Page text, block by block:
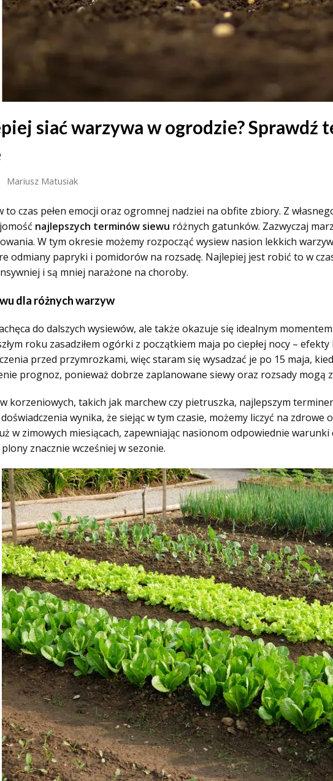
siać warzywa w ogrodzie? Sprawdź
Mariusz Matusiak
to czas pełen emocji oraz ogromnej nadziei na obfite zbiory. Z
najlepszych terminów siewu różnych gatunków. Zazwyczaj
W tym okresie możemy rozpocząć wysiew nasion lekkich
odmiany papryki i pomidorów na rozsadę. Najlepiej jest robić to w
i są mniej narażone na choroby.
dla różnych warzyw
do dalszych wysiewów, ale także okazuje się idealnym
roku zasadziłem ogórki z początkiem maja po ciepłej nocy –
przed przymrozkami, więc staram się wysadzać je po 15 maja,
prognoz, ponieważ dobrze zaplanowane siewy oraz rozsady mogą
korzeniowych, takich jak marchew czy pietruszka, najlepszym
wynika, że siejąc w tym czasie, możemy liczyć na
w zimowych miesiącach, zapewniając nasionom odpowiednie
znacznie wcześniej w sezonie.